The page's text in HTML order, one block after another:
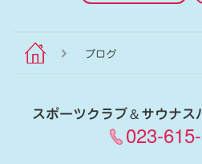
ブログ
スポーツクラブ＆サウナス
023-